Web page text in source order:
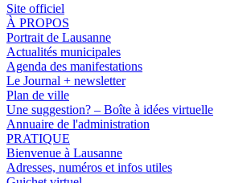
Site officiel
À PROPOS
Portrait de Lausanne
Actualités municipales
Agenda des manifestations
Le Journal + newsletter
Plan de ville
Une suggestion? – Boîte à idées virtuelle
Annuaire de l'administration
PRATIQUE
Bienvenue à Lausanne
Adresses, numéros et infos utiles